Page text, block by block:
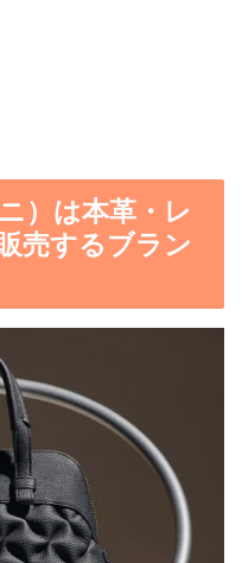
）は本革・レ
売するブラン